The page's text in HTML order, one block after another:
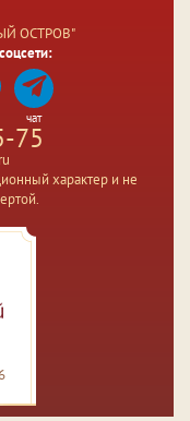
ОСТРОВ"
чат
75
характер и не